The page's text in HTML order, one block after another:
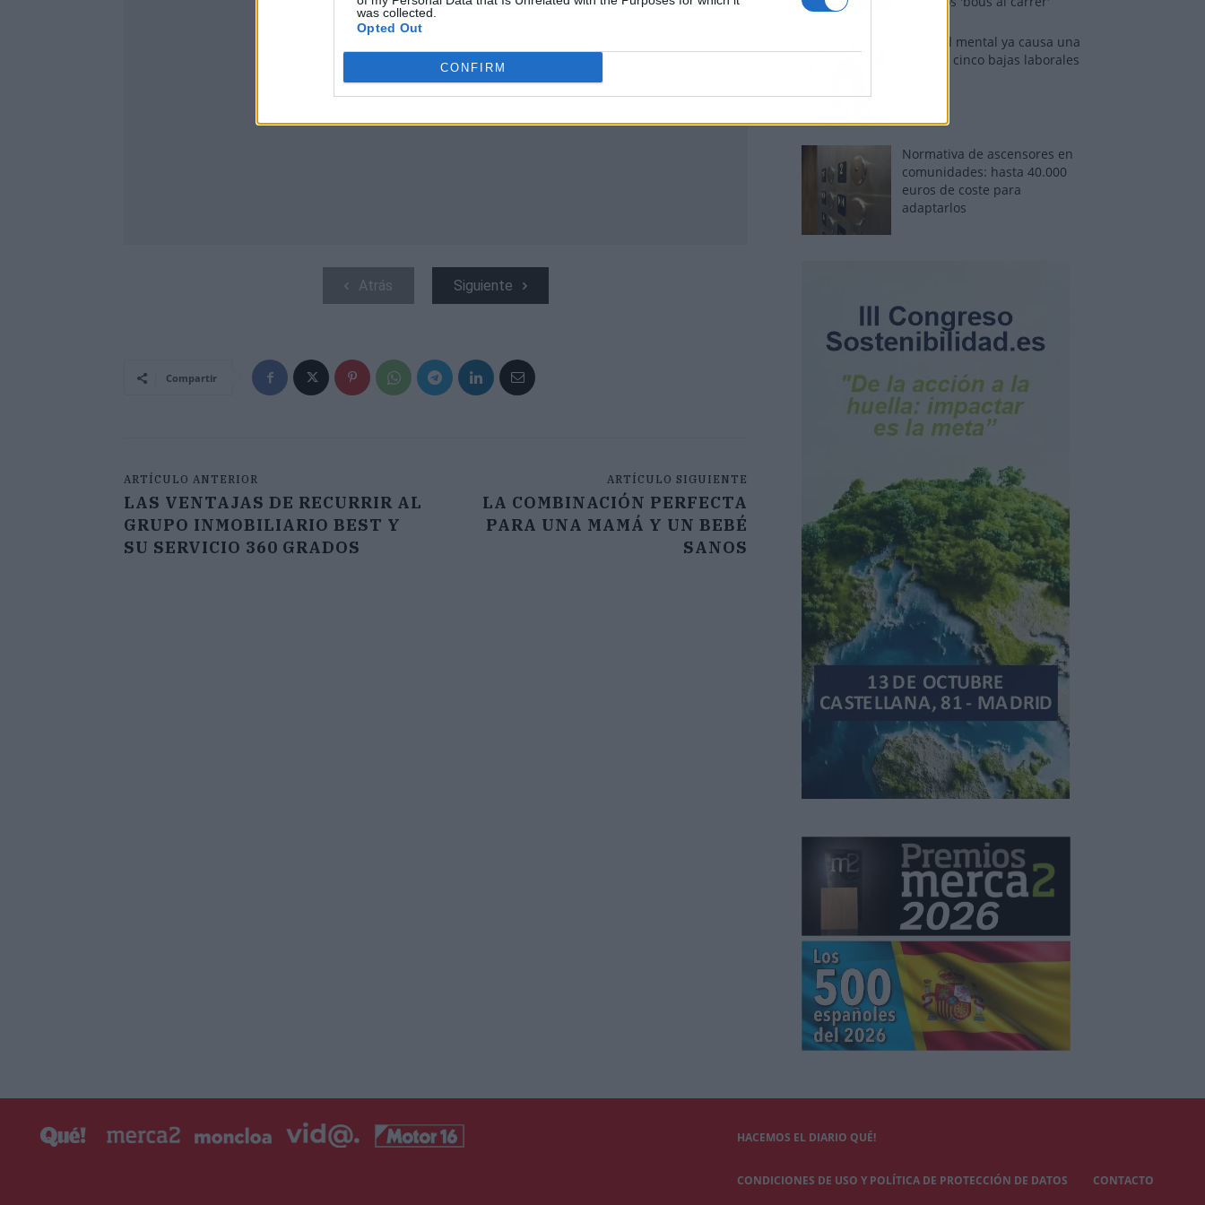
was collected.
Opted Out
CONFIRM
Atrás Siguiente
Compartir
ARTÍCULO ANTERIOR
LAS VENTAJAS DE RECURRIR AL
GRUPO INMOBILIARIO BEST Y
SU SERVICIO 360 GRADOS
ARTÍCULO SIGUIENTE
LA COMBINACIÓN PERFECTA
PARA UNA MAMÁ Y UN BEBÉ
SANOS
La salud mental ya causa una
de cada cinco bajas laborales
Normativa de ascensores en
comunidades: hasta 40.000
euros de coste para
adaptarlos
HACEMOS EL DIARIO QUÉ!
CONDICIONES DE USO Y POLÍTICA DE PROTECCIÓN DE DATOS CONTACTO